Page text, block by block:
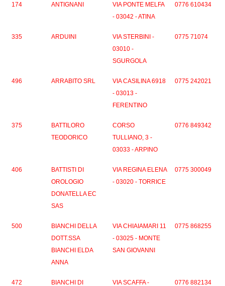
174 ANTIGNANI
VIA PONTE MELFA
- 03042 - ATINA
0776 610434
335 ARDUINI
VIA STERBINI -
03010 -
SGURGOLA
0775 71074
496 ARRABITO SRL
VIA CASILINA 6918
- 03013 -
FERENTINO
0775 242021
375
BATTILORO
TEODORICO
CORSO
TULLIANO, 3 -
03033 - ARPINO
0776 849342
406
BATTISTI DI
OROLOGIO
DONATELLA EC
SAS
VIA REGINA ELENA
- 03020 - TORRICE
0775 300049
500
BIANCHI DELLA
DOTT.SSA
BIANCHI ELDA
ANNA
VIA CHIAIAMARI 11
- 03025 - MONTE
SAN GIOVANNI
0775 868255
472
BIANCHI DI
VIA SCAFFA -
0776 882134